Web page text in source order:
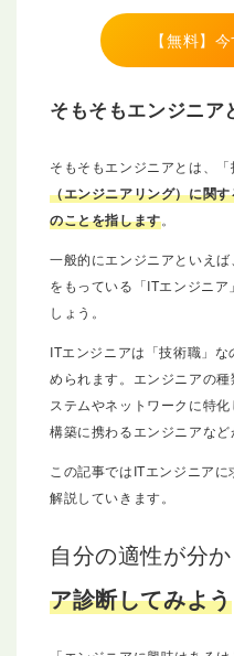
【無料】
そもそもエンジニア
そもそもエンジニアとは、「
（エンジニアリング）に関
のことを指します。
一般的にエンジニアといえ
をもっている「ITエンジニ
しょう。
ITエンジニアは「技術職」
められます。エンジニアの
ステムやネットワークに特
構築に携わるエンジニアなど
この記事ではITエンジニア
解説していきます。
自分の適性が分か
ア診断してみよう